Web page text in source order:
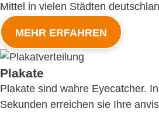
Mittel in vielen Städten
MEHR ERFAHREN
Plakate
Plakate sind wahre Eyecatcher.
Sekunden erreichen sie Ihre